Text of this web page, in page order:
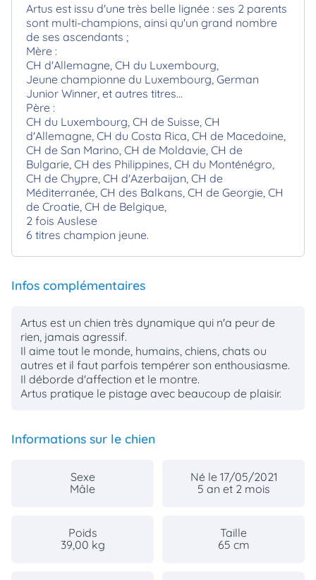
Artus est issu d'une très belle lignée : ses 2 parents
sont multi-champions, ainsi qu'un grand nombre
de ses ascendants ;
Mère :
CH d'Allemagne, CH du Luxembourg,
Jeune championne du Luxembourg, German
Junior Winner, et autres titres...
Père :
CH du Luxembourg, CH de Suisse, CH
d'Allemagne, CH du Costa Rica, CH de Macedoine,
CH de San Marino, CH de Moldavie, CH de
Bulgarie, CH des Philippines, CH du Monténégro,
CH de Chypre, CH d'Azerbaijan, CH de
Méditerranée, CH des Balkans, CH de Georgie, CH
de Croatie, CH de Belgique,
2 fois Auslese
6 titres champion jeune.
Infos complémentaires
Artus est un chien très dynamique qui n'a peur de
rien, jamais agressif.
Il aime tout le monde, humains, chiens, chats ou
autres et il faut parfois tempérer son enthousiasme.
Il déborde d'affection et le montre.
Artus pratique le pistage avec beaucoup de plaisir.
Informations sur le chien
Sexe
Mâle
Né le 17/05/2021
5 an et 2 mois
Poids
39,00 kg
Taille
65 cm